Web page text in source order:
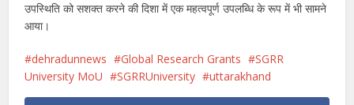
उपस्थिति को सशक्त करने की दिशा में एक महत्वपूर्ण उपलब्धि के रूप में भी सामने
आया।
dehradunnews Global Research Grants
SGRR
University MoU
SGRRUniversity uttarakhand